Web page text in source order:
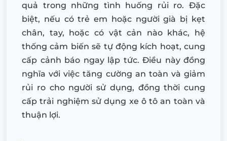
quả trong những tình huống rủi ro. Đặc
biệt, nếu có trẻ em hoặc người già bị kẹt
chân, tay, hoặc có vật cản nào khác, hệ
thống cảm biến sẽ tự động kích hoạt, cung
cấp cảnh báo ngay lập tức. Điều này đồng
nghĩa với việc tăng cường an toàn và giảm
rủi ro cho người sử dụng, đồng thời cung
cấp trải nghiệm sử dụng xe ô tô an toàn và
thuận lợi.